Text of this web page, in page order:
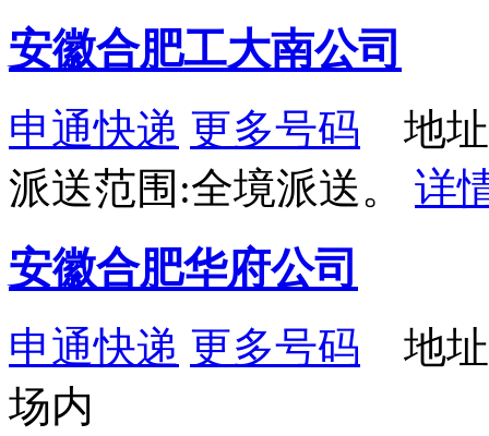
安徽合肥工大南公司
申通快递 更多号码 地址
派送范围:全境派送。 详
安徽合肥华府公司
申通快递 更多号码 地址
场内